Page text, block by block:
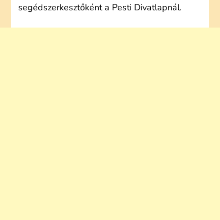
segédszerkesztőként a Pesti Divatlapnál.